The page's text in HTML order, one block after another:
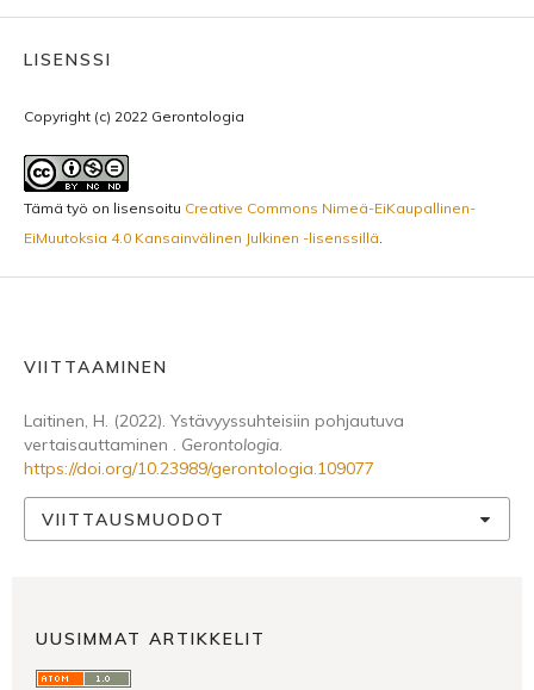
LISENSSI
Copyright (c) 2022 Gerontologia
Tämä työ on lisensoitu Creative Commons Nimeä-EiKaupallinen-
EiMuutoksia 4.0 Kansainvälinen Julkinen -lisenssillä.
VIITTAAMINEN
Laitinen, H. (2022). Ystävyyssuhteisiin pohjautuva
vertaisauttaminen . Gerontologia.
https://doi.org/10.23989/gerontologia.109077
VIITTAUSMUODOT
UUSIMMAT ARTIKKELIT